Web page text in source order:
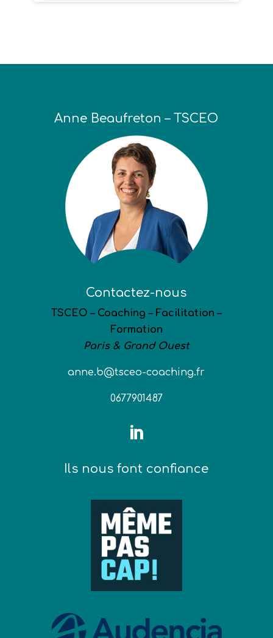
Anne Beaufreton – TSCEO
Contactez-nous
TSCEO – Coaching – Facilitation –
Formation
Paris & Grand Ouest
anne.b@tsceo-coaching.fr
0677901487

Ils nous font confiance